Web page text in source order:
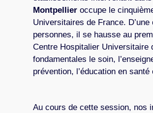
Montpellier occupe le
Universitaires de France.
personnes, il se hausse au
Centre Hospitalier Universitaire
fondamentales le soin,
prévention, l’éducation en
Au cours de cette session, nos